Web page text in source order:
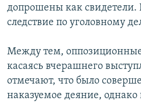
допрошены как свидетели.
следствие по уголовному
Между тем,
касаясь вчерашнего
отмечают, что было
наказуемое деяние, однако